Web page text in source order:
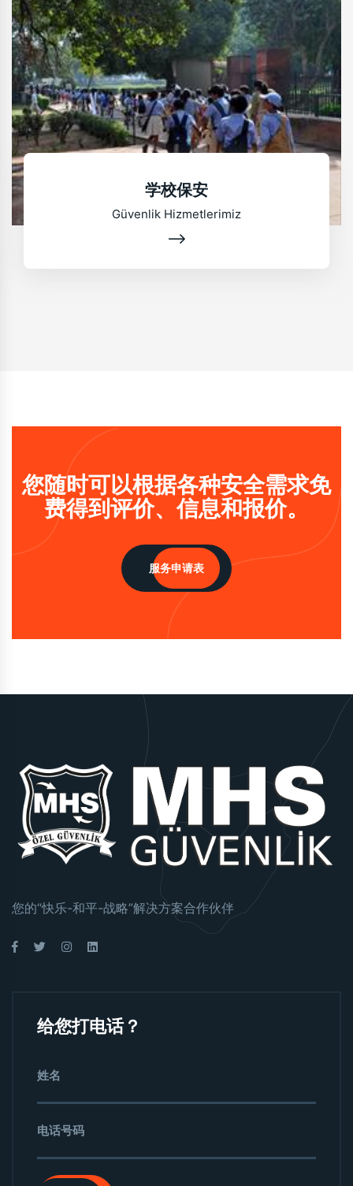
学校保安
Güvenlik Hizmetlerimiz
您随时可以根据各种安全需求免
费得到评价、信息和报价。
服务申请表
您的“快乐-和平-战略”解决方案合作伙伴
给您打电话？